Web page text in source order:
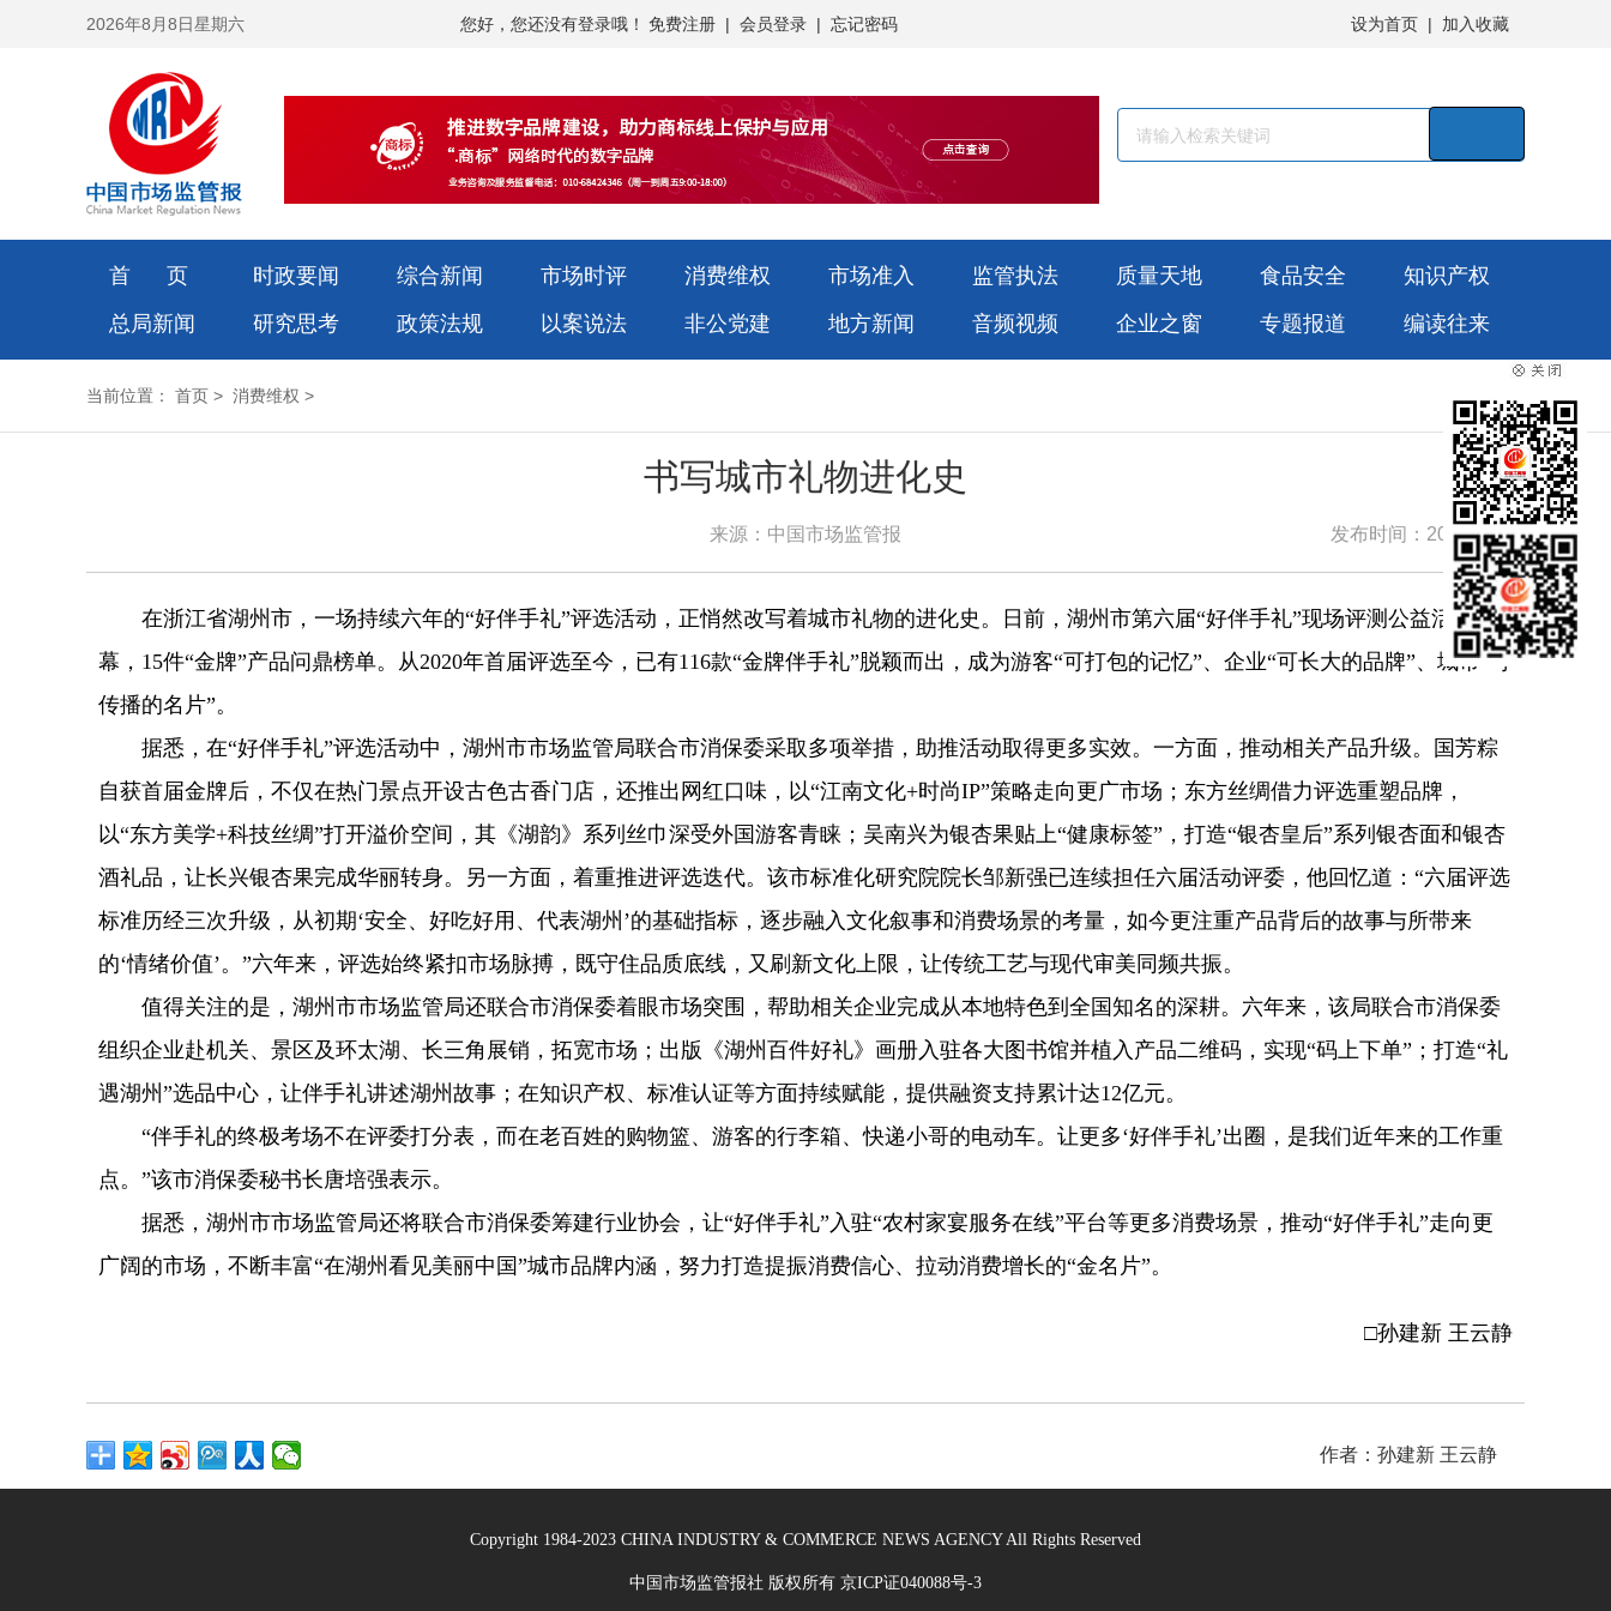
2026年8月8日星期六 您好，您还没有登录哦！ 免费注册 | 会员登录 | 忘记密码 设为首页 | 加入收藏
首 页 时政要闻 综合新闻 市场时评 消费维权 市场准入 监管执法 质量天地 食品安全
知识产权
总局新闻
研究思考 政策法规 以案说法 非公党建 地方新闻 音频视频 企业之窗 专题报道 编读往来
当前位置： 首页 > 消费维权 >
书写城市礼物进化史
来源：中国市场监管报 发布时间：2025-10-10
在浙江省湖州市，一场持续六年的“好伴手礼”评选活动，正悄然改写着城市礼物的进化史。日前，湖州市第六届“好伴手礼”现场评测公益活动落
幕，15件“金牌”产品问鼎榜单。从2020年首届评选至今，已有116款“金牌伴手礼”脱颖而出，成为游客“可打包的记忆”、企业“可长大的品牌”、城市“可
传播的名片”。
据悉，在“好伴手礼”评选活动中，湖州市市场监管局联合市消保委采取多项举措，助推活动取得更多实效。一方面，推动相关产品升级。国芳粽
自获首届金牌后，不仅在热门景点开设古色古香门店，还推出网红口味，以“江南文化+时尚IP”策略走向更广市场；东方丝绸借力评选重塑品牌，
以“东方美学+科技丝绸”打开溢价空间，其《湖韵》系列丝巾深受外国游客青睐；吴南兴为银杏果贴上“健康标签”，打造“银杏皇后”系列银杏面和银杏
酒礼品，让长兴银杏果完成华丽转身。另一方面，着重推进评选迭代。该市标准化研究院院长邹新强已连续担任六届活动评委，他回忆道：“六届评选
标准历经三次升级，从初期‘安全、好吃好用、代表湖州’的基础指标，逐步融入文化叙事和消费场景的考量，如今更注重产品背后的故事与所带来
的‘情绪价值’。”六年来，评选始终紧扣市场脉搏，既守住品质底线，又刷新文化上限，让传统工艺与现代审美同频共振。
值得关注的是，湖州市市场监管局还联合市消保委着眼市场突围，帮助相关企业完成从本地特色到全国知名的深耕。六年来，该局联合市消保委
组织企业赴机关、景区及环太湖、长三角展销，拓宽市场；出版《湖州百件好礼》画册入驻各大图书馆并植入产品二维码，实现“码上下单”；打造“礼
遇湖州”选品中心，让伴手礼讲述湖州故事；在知识产权、标准认证等方面持续赋能，提供融资支持累计达12亿元。
“伴手礼的终极考场不在评委打分表，而在老百姓的购物篮、游客的行李箱、快递小哥的电动车。让更多‘好伴手礼’出圈，是我们近年来的工作重
点。”该市消保委秘书长唐培强表示。
据悉，湖州市市场监管局还将联合市消保委筹建行业协会，让“好伴手礼”入驻“农村家宴服务在线”平台等更多消费场景，推动“好伴手礼”走向更
广阔的市场，不断丰富“在湖州看见美丽中国”城市品牌内涵，努力打造提振消费信心、拉动消费增长的“金名片”。
□孙建新 王云静
作者：孙建新 王云静
Copyright 1984-2023 CHINA INDUSTRY & COMMERCE NEWS AGENCY All Rights Reserved
中国市场监管报社 版权所有 京ICP证040088号-3